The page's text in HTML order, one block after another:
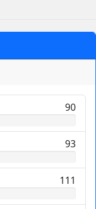
90
93
111